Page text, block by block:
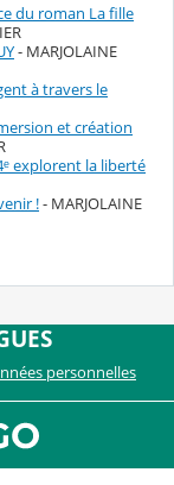
du roman La fille
- MARJOLAINE
à travers le
et création
explorent la liberté
!- MARJOLAINE
personnelles